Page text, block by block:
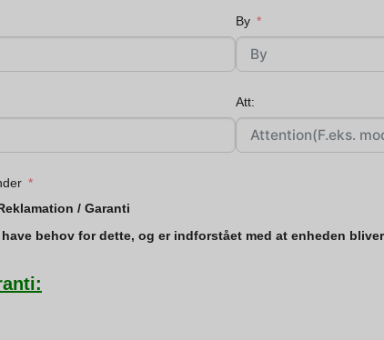
By
Att:
/ Garanti
behov for dette, og er indforstået med at enheden